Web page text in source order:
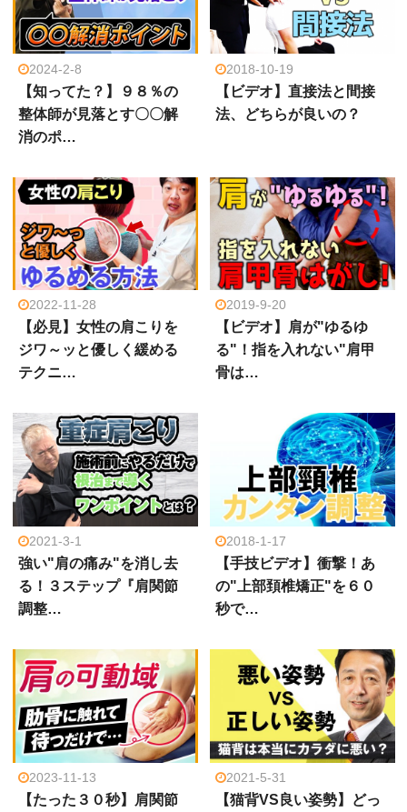
2024-2-8
【知ってた？】９８％の
整体師が見落とす〇〇解
消のポ…
2018-10-19
【ビデオ】直接法と間接
法、どちらが良いの？
2022-11-28
【必見】女性の肩こりを
ジワ～ッと優しく緩める
テクニ…
2019-9-20
【ビデオ】肩が"ゆるゆ
る"！指を入れない"肩甲
骨は…
2021-3-1
強い"肩の痛み"を消し去
る！３ステップ『肩関節
調整…
2018-1-17
【手技ビデオ】衝撃！あ
の"上部頚椎矯正"を６０
秒で…
2023-11-13
【たった３０秒】肩関節
2021-5-31
【猫背VS良い姿勢】どっ